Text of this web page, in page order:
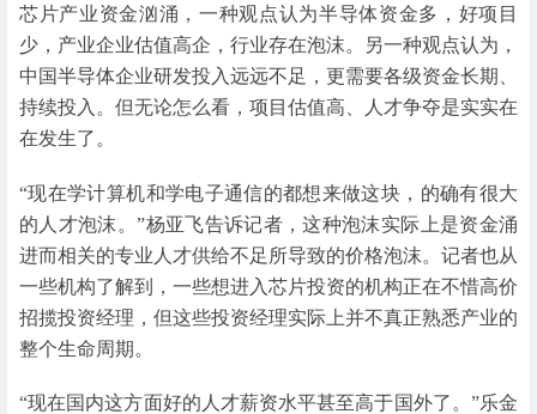
芯片产业资金汹涌，一种观点认为半导体资金多，好项目
少，产业企业估值高企，行业存在泡沫。另一种观点认为，
中国半导体企业研发投入远远不足，更需要各级资金长期、
持续投入。但无论怎么看，项目估值高、人才争夺是实实在
在发生了。
“现在学计算机和学电子通信的都想来做这块，的确有很大
的人才泡沫。”杨亚飞告诉记者，这种泡沫实际上是资金涌
进而相关的专业人才供给不足所导致的价格泡沫。记者也从
一些机构了解到，一些想进入芯片投资的机构正在不惜高价
招揽投资经理，但这些投资经理实际上并不真正熟悉产业的
整个生命周期。
“现在国内这方面好的人才薪资水平甚至高于国外了。”乐金